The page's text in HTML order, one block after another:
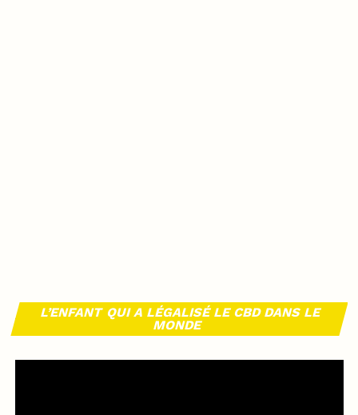
L’ENFANT QUI A LÉGALISÉ LE CBD DANS LE
MONDE